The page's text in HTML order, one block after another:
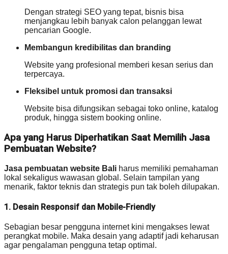
Dengan strategi SEO yang tepat, bisnis bisa
menjangkau lebih banyak calon pelanggan lewat
pencarian Google.
Membangun kredibilitas dan branding
Website yang profesional memberi kesan serius dan
terpercaya.
Fleksibel untuk promosi dan transaksi
Website bisa difungsikan sebagai toko online, katalog
produk, hingga sistem booking online.
Apa yang Harus Diperhatikan Saat Memilih Jasa
Pembuatan Website?
Jasa pembuatan website Bali harus memiliki pemahaman
lokal sekaligus wawasan global. Selain tampilan yang
menarik, faktor teknis dan strategis pun tak boleh dilupakan.
1. Desain Responsif dan Mobile-Friendly
Sebagian besar pengguna internet kini mengakses lewat
perangkat mobile. Maka desain yang adaptif jadi keharusan
agar pengalaman pengguna tetap optimal.